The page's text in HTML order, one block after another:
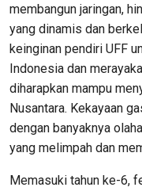
membangun jaringan,
yang dinamis dan
keinginan pendiri UFF
Indonesia dan
diharapkan mampu
Nusantara. Kekayaan
dengan banyaknya
yang melimpah dan
Memasuki tahun ke-6,